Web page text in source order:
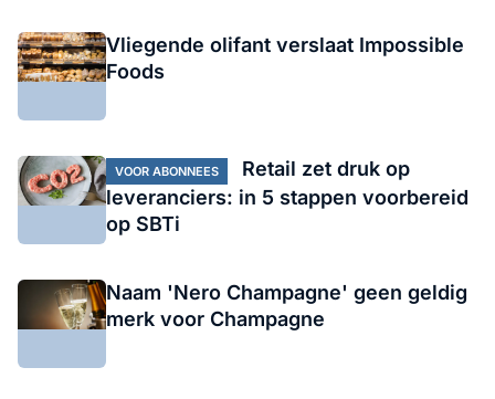
Vliegende olifant verslaat Impossible
Foods
VOOR ABONNEES
Retail zet druk op
leveranciers: in 5 stappen voorbereid
op SBTi
Naam 'Nero Champagne' geen geldig
merk voor Champagne